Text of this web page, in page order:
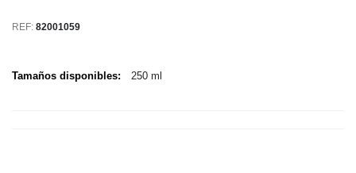
REF: 82001059
Tamaños disponibles: 250 ml